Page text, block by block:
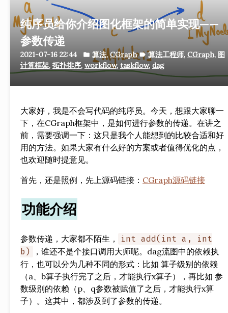
纯序员给你介绍图化框架的简单实现——
参数传递
2021-07-16 22:44 folder 算法,CGraph label 算法工程师, CGraph, 图
计算框架, 拓扑排序, workflow, taskflow, dag
大家好，我是不会写代码的纯序员。今天，想跟大家聊一
下，在CGraph框架中，是如何进行参数的传递。在讲之
前，需要强调一下：这只是我个人能想到的比较合适和好
用的方法。如果大家有什么好的方案或者值得优化的点，
也欢迎随时提意见。
首先，还是照例，先上源码链接： CGraph源码链接
功能介绍
参数传递，大家都不陌生，
int add(int a, int
b)
，谁还不是个接口调用大师呢。dag流图中的依赖执
行，也可以分为几种不同的形式：比如 算子级别的依赖
（a、b算子执行完了之后，才能执行x算子），再比如 参
数级别的依赖（p、q参数被赋值了之后，才能执行x算
子）。这其中，都涉及到了参数的传递。